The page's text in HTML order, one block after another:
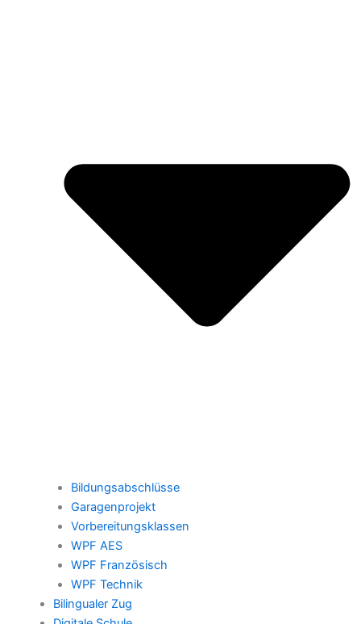
Bildungsabschlüsse
Garagenprojekt
Vorbereitungsklassen
WPF AES
WPF Französisch
WPF Technik
Bilingualer Zug